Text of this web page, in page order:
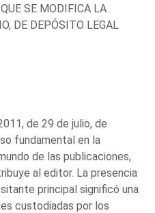
SE MODIFICA LA
DE DEPÓSITO LEGAL
de 29 de julio, de
fundamental en la
de las publicaciones,
al editor. La presencia
principal significó una
custodiadas por los